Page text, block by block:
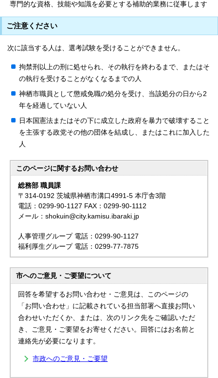
専門的な資格、技能や知識を必要とする補助的業務に従事します
ご注意ください
次に該当する人は、選考試験を受けることができません。
拘禁刑以上の刑に処せられ、その執行を終わるまで、またはそ
の執行を受けることがなくなるまでの人
神栖市職員として懲戒免職の処分を受け、当該処分の日から2
年を経過していない人
日本国憲法またはその下に成立した政府を暴力で破壊すること
を主張する政党その他の団体を結成し、またはこれに加入した
人
このページに関するお問い合わせ
総務部 職員課
〒314-0192 茨城県神栖市溝口4991-5 本庁舎3階
電話：0299-90-1127 FAX：0299-90-1112
メール：shokuin@city.kamisu.ibaraki.jp
人事管理グループ 電話：0299-90-1127
福利厚生グループ 電話：0299-77-7875
市へのご意見・ご要望について
回答を希望するお問い合わせ・ご意見は、このページの
「お問い合わせ」に記載されている担当部署へ直接お問い
合わせいただくか、または、次のリンク先をご確認いただ
き、ご意見・ご要望をお寄せください。回答にはお名前と
連絡先が必要になります。
市政へのご意見・ご要望